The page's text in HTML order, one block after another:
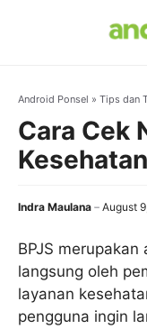
Android Ponsel » Tips dan
Cara Cek
Kesehatan
Indra Maulana August
BPJS
langsung oleh
layanan
pengguna ingin